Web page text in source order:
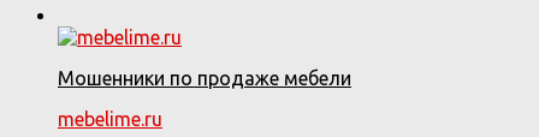
Мошенники по продаже мебели
mebelime.ru